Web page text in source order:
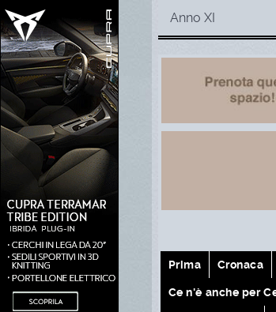
Anno XI
Prima Cronaca
Ce n'è anche per